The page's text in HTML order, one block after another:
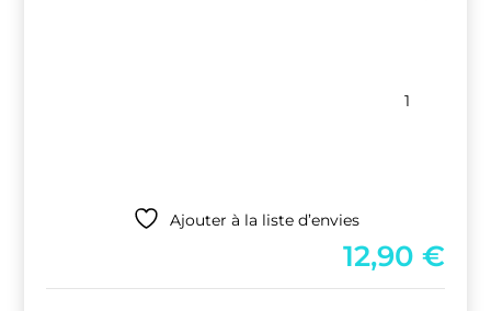
quantité
Ajouter à la liste d’envies
12,90 €